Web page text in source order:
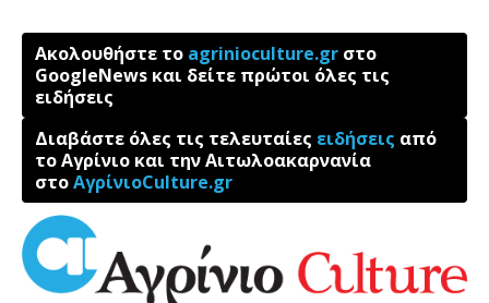
Ακολουθήστε το agrinioculture.gr στο
GoogleNews και δείτε πρώτοι όλες τις
ειδήσεις
Διαβάστε όλες τις τελευταίες ειδήσεις από
το Αγρίνιο και την Αιτωλοακαρνανία
στοΑγρίνιοCulture.gr